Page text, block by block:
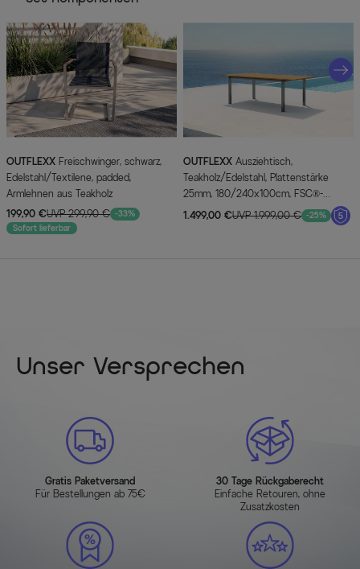
OUTFLEXX
Edelstahl/Textilene, padded,
Armlehnen aus Teakholz
199,90 €UVP 299,90 € -33%
Sofort lieferbar
OUTFLEXX
Teakholz/Edelstahl, Plattenstärke
25mm, 180/240x100cm, FSC®-
zertifiziertes Produkt
1.499,00 €UVP 1.999,00 € -25%
Unser Versprechen
Gratis Paketversand
Für Bestellungen ab 75€
30 Tage Rückgaberecht
Einfache Retouren, ohne
Zusatzkosten